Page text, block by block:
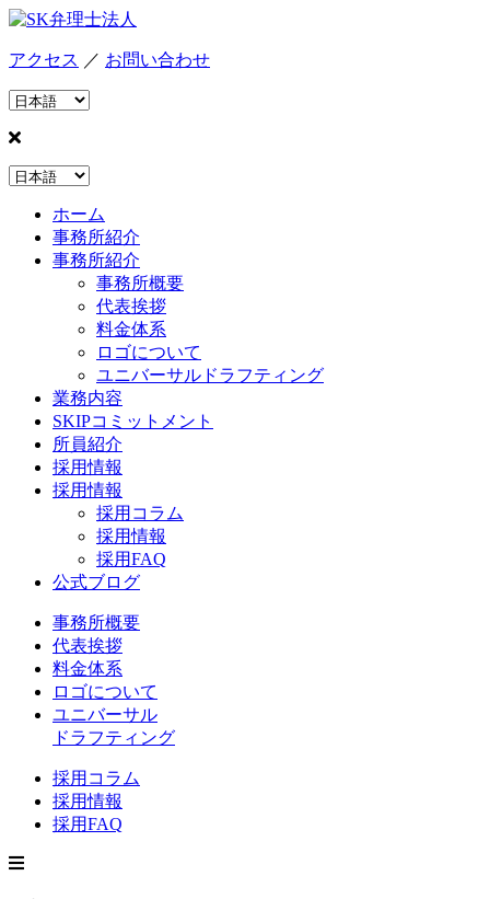
アクセス ／ お問い合わせ
ホーム
事務所紹介
事務所紹介
事務所概要
代表挨拶
料金体系
ロゴについて
ユニバーサルドラフティング
業務内容
SKIPコミットメント
所員紹介
採用情報
採用情報
採用コラム
採用情報
採用FAQ
公式ブログ
事務所概要
代表挨拶
料金体系
ロゴについて
ユニバーサル
ドラフティング
採用コラム
採用情報
採用FAQ